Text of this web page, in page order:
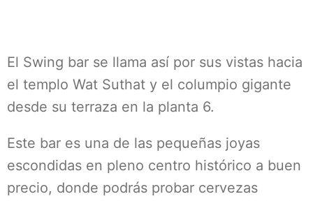
El Swing bar se llama así por sus vistas hacia
el templo Wat Suthat y el columpio gigante
desde su terraza en la planta 6.
Este bar es una de las pequeñas joyas
escondidas en pleno centro histórico a buen
precio, donde podrás probar cervezas